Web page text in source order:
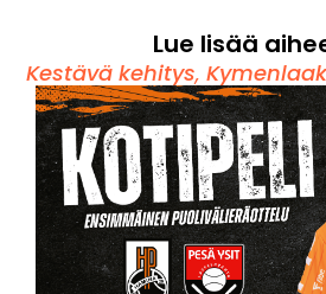
Lue lisää
Kestävä kehitys,